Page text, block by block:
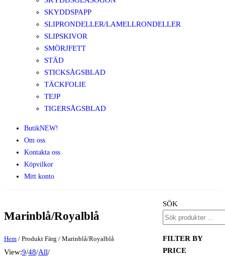
SKYDDSPAPP
SLIPRONDELLER/LAMELLRONDELLER
SLIPSKIVOR
SMÖRJFETT
STÄD
STICKSÅGSBLAD
TÄCKFOLIE
TEJP
TIGERSÅGSBLAD
ButikNEW!
Om oss
Kontakta oss
Köpvilkor
Mitt konto
Marinblå/Royalblå
Hem / Produkt Färg / Marinblå/Royalblå
View:9/48/All/
SÖK
FILTER BY
PRICE